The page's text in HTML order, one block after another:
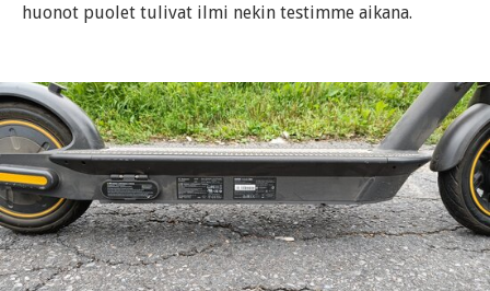
huonot puolet tulivat ilmi nekin testimme aikana.